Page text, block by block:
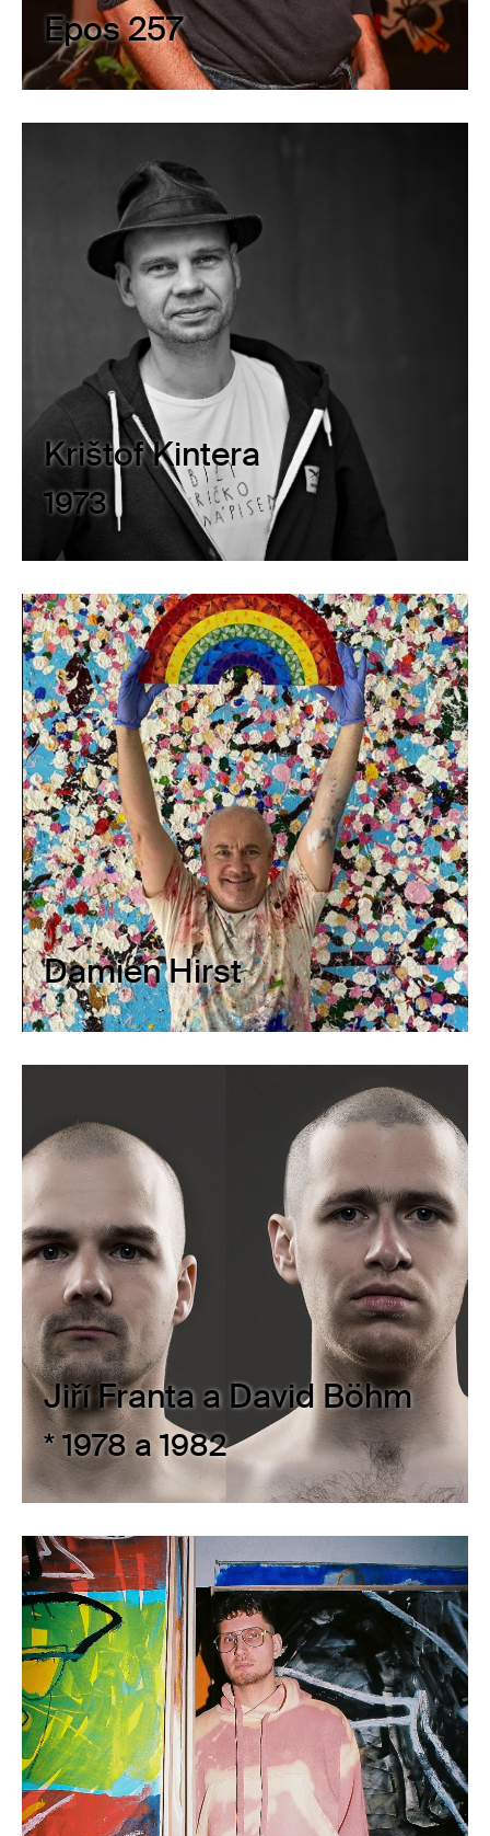
Epos 257
Krištof Kintera
1973
Damien Hirst
Jiří Franta a David Böhm
* 1978 a 1982